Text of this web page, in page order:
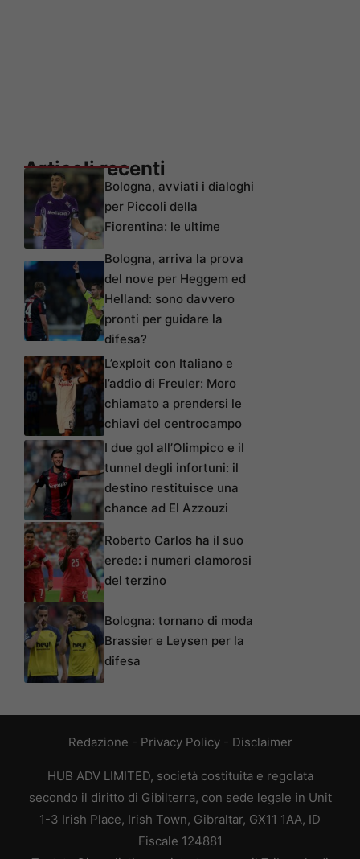
Articoli recenti
Bologna, avviati i dialoghi
per Piccoli della
Fiorentina: le ultime
Bologna, arriva la prova
del nove per Heggem ed
Helland: sono davvero
pronti per guidare la
difesa?
L’exploit con Italiano e
l’addio di Freuler: Moro
chiamato a prendersi le
chiavi del centrocampo
I due gol all’Olimpico e il
tunnel degli infortuni: il
destino restituisce una
chance ad El Azzouzi
Roberto Carlos ha il suo
erede: i numeri clamorosi
del terzino
Bologna: tornano di moda
Brassier e Leysen per la
difesa
Redazione - Privacy Policy- Disclaimer
HUB ADV LIMITED, società costituita e regolata
secondo il diritto di Gibilterra, con sede legale in Unit
1-3 Irish Place, Irish Town, Gibraltar, GX11 1AA, ID
Fiscale 124881